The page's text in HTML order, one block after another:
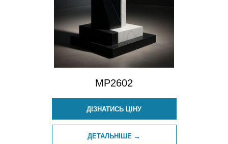
MP2602
ДІЗНАТИСЬ ЦІНУ
ДЕТАЛЬНІШЕ →